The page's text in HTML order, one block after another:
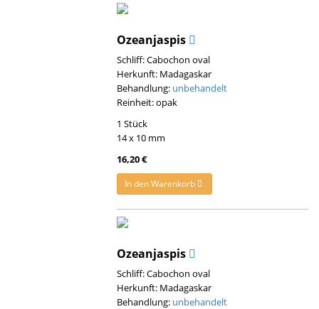
Ozeanjaspis
Schliff: Cabochon oval
Herkunft: Madagaskar
Behandlung: unbehandelt
Reinheit: opak
1 Stück
14 x 10 mm
16,20 €
In den Warenkorb
Ozeanjaspis
Schliff: Cabochon oval
Herkunft: Madagaskar
Behandlung: unbehandelt